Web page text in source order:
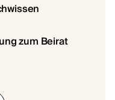
zum Beirat